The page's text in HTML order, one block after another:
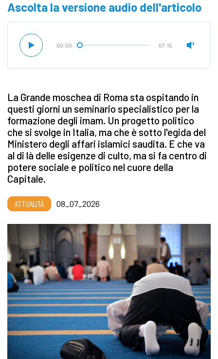
Ascolta la versione audio dell'articolo
00:00 07:15
La Grande moschea di Roma sta ospitando in
questi giorni un seminario specialistico per la
formazione degli imam. Un progetto politico
che si svolge in Italia, ma che è sotto l'egida del
Ministero degli affari islamici saudita. E che va
al di là delle esigenze di culto, ma si fa centro di
potere sociale e politico nel cuore della
Capitale.
ATTUALITÀ 08_07_2026